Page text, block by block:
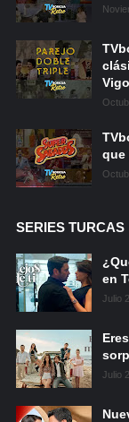
que
SERIES TURCAS
en
Julio
Julio